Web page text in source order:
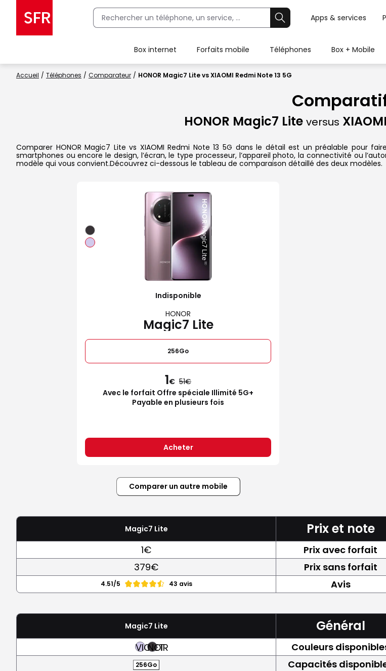
Apps & services
Box internet Forfaits mobile Téléphones Box + Mobile
Accueil Téléphones Comparateur HONOR Magic7 Lite vs XIAOMI Redmi Note 13 5G
HONOR Magic7 Lite versus
Comparer HONOR Magic7 Lite vs XIAOMI Redmi Note 13 5G dans le détail est un préalable pour
smartphones ou encore le design, l’écran, le type processeur, l’appareil photo, la connectivité ou
modèle qui vous convient.Découvrez ci-dessous le tableau de comparaison détaillé des deux modèles.
Indisponible
HONOR
Magic7 Lite
256Go
1€ 51
Avec le forfait Offre spéciale Illimité 5G+
Payable en plusieurs fois
Acheter
Comparer un autre mobile
Magic7 Lite Prix et note
1€ Prix avec forfait
379€
Prix sans forfait
4.51/5 43 avis Avis
Magic7 Lite Général
VIOLET
NOIR Couleurs
256Go Capacités